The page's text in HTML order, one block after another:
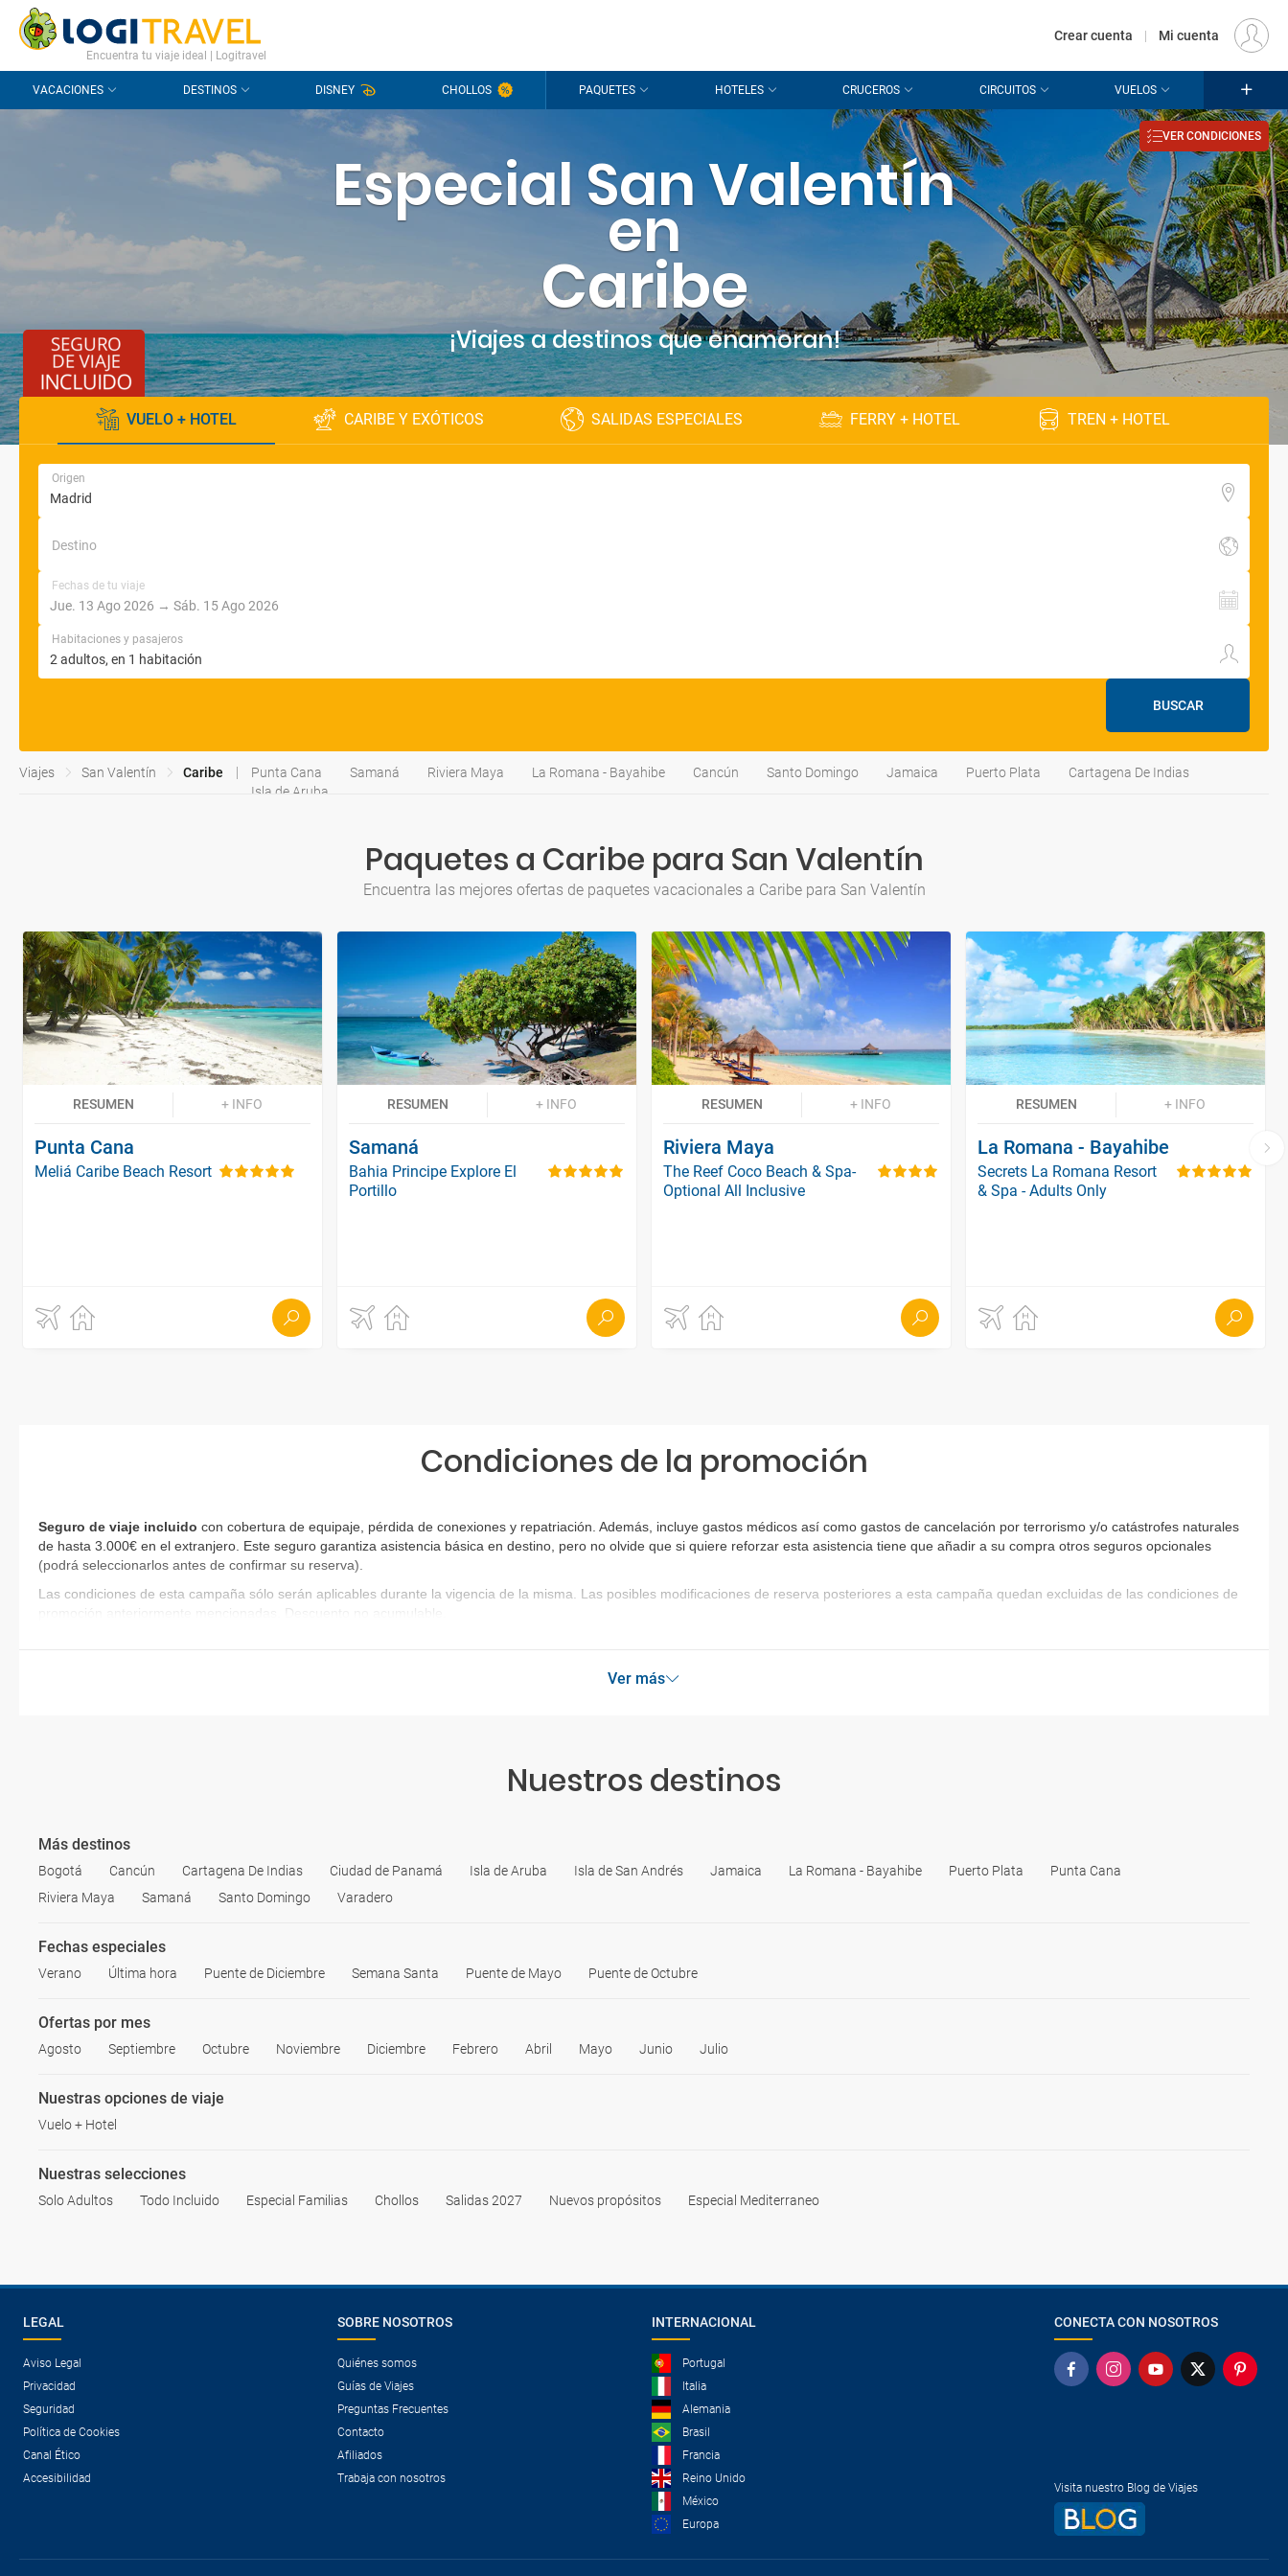
CONTACTO PREGUNTAS FRECUENTES EUR
Encuentra tu viaje ideal | Logitravel
Crear cuenta | Mi cuenta
VACACIONES DESTINOS DISNEY CHOLLOS PAQUETES HOTELES CRUCEROS CIRCUITOS VUELOS
Especial San Valentín
en
Caribe
¡Viajes a destinos que enamoran!
VER CONDICIONES
VUELO + HOTEL CARIBE Y EXÓTICOS SALIDAS ESPECIALES FERRY + HOTEL TREN + HOTEL
Origen
Destino
Fechas de tu viaje
Habitaciones y pasajeros
BUSCAR
Viajes San Valentín Caribe Punta Cana Samaná Riviera Maya La Romana - Bayahibe Cancún Santo Domingo Jamaica Puerto Plata
Cartagena De Indias
Isla de Aruba
Paquetes a Caribe para San Valentín
Encuentra las mejores ofertas de paquetes vacacionales a Caribe para San Valentín
RESUMEN + INFO
Punta Cana
Meliá Caribe Beach Resort
RESUMEN + INFO
Samaná
Bahia Principe Explore El
Portillo
RESUMEN + INFO
Riviera Maya
The Reef Coco Beach & Spa-
Optional All Inclusive
RESUMEN + INFO
La Romana - Bayahibe
Secrets La Romana Resort
& Spa - Adults Only
Condiciones de la promoción
Seguro de viaje incluido con cobertura de equipaje, pérdida de conexiones y repatriación. Además, incluye gastos médicos así como gastos de cancelación por terrorismo y/o catástrofes naturales
de hasta 3.000€ en el extranjero. Este seguro garantiza asistencia básica en destino, pero no olvide que si quiere reforzar esta asistencia tiene que añadir a su compra otros seguros opcionales
(podrá seleccionarlos antes de confirmar su reserva).
Las condiciones de esta campaña sólo serán aplicables durante la vigencia de la misma. Las posibles modificaciones de reserva posteriores a esta campaña quedan excluidas de las condiciones de
promoción anteriormente mencionadas. Descuento no acumulable.
Ver más
Nuestros destinos
Más destinos
Bogotá Cancún Cartagena De Indias Ciudad de Panamá Isla de Aruba Isla de San Andrés Jamaica La Romana - Bayahibe Puerto Plata
Punta Cana
Riviera Maya
Samaná Santo Domingo Varadero
Fechas especiales
Verano Última hora Puente de Diciembre Semana Santa Puente de Mayo Puente de Octubre
Ofertas por mes
Agosto Septiembre Octubre Noviembre Diciembre Febrero Abril Mayo Junio Julio
Nuestras opciones de viaje
Vuelo + Hotel
Nuestras selecciones
Solo Adultos Todo Incluido Especial Familias Chollos Salidas 2027 Nuevos propósitos Especial Mediterraneo
LEGAL
Aviso Legal
Privacidad
Seguridad
Política de Cookies
Canal Ético
Accesibilidad
SOBRE NOSOTROS
Quiénes somos
Guías de Viajes
Preguntas Frecuentes
Contacto
Afiliados
Trabaja con nosotros
INTERNACIONAL
Portugal
Italia
Alemania
Brasil
Francia
Reino Unido
México
Europa
CONECTA CON NOSOTROS
Visita nuestro Blog de Viajes